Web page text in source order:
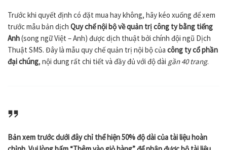
Trước khi quyết định có đặt mua hay không, hãy kéo xuống để xem
trước mẫu bản dịch Quy chế nội bộ về quản trị công ty bằng tiếng
Anh(song ngữ Việt – Anh) được dịch thuật bởi chính đội ngũ Dịch
Thuật SMS. Đây là mẫu quy chế quản trị nội bộ của công ty cổ phần
đại chúng, nội dung rất chi tiết và đầy đủ với độ dài gần 40 trang.
Bản xem trước dưới đây chỉ thể hiện 50% độ dài của tài liệu hoàn